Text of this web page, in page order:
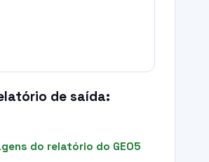
de saída:
do relatório do GEO5